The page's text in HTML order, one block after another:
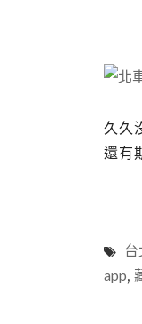
久久
還有
app,